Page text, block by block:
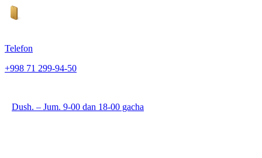
Telefon
+998 71 299-94-50
Dush. – Jum. 9-00 dan 18-00 gacha